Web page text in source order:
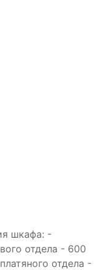
шкафа: -
отдела - 600
отдела -